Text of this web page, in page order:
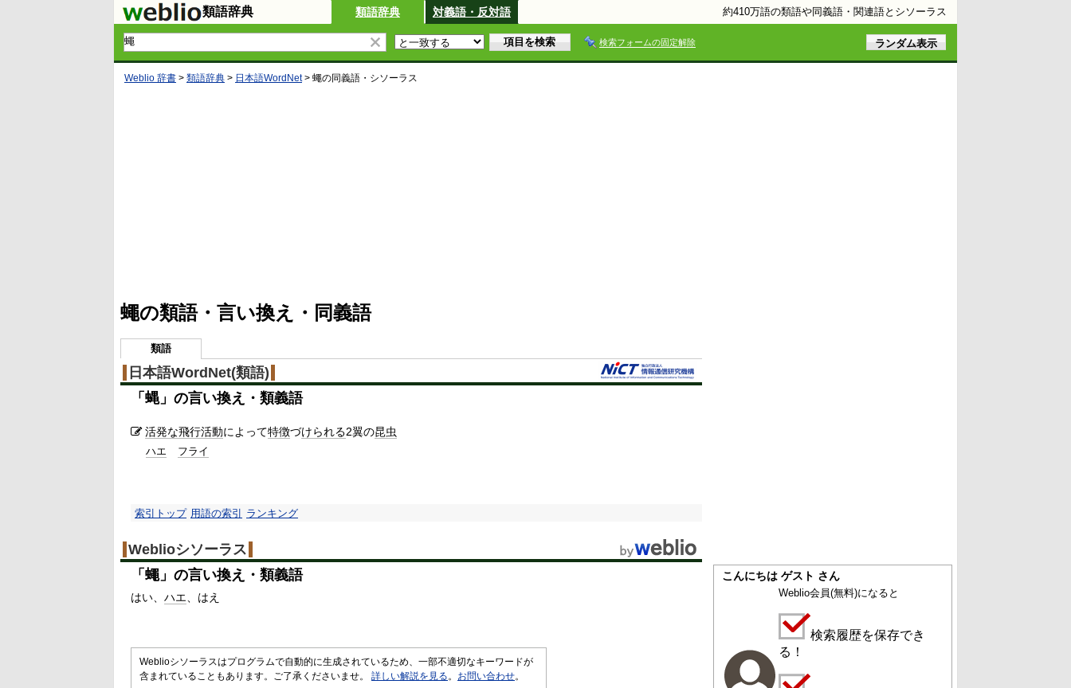
類語辞典 類語辞典 対義語・反対語 約410万語の類語や同義語・関連語とシソーラス
検索フォームの固定解除
Weblio 辞書 > 類語辞典 > 日本語WordNet> 蠅の同義語・シソーラス
4
1
%
蠅の類語・言い換え・同義語
類語
日本語WordNet(類語)
「 蝿」の言い換え・類義語
活発な飛行活動によって特徴づけられる2翼の昆虫
ハエ フライ
索引トップ 用語の索引 ランキング
Weblioシソーラス
「 蠅」の言い換え・類義語
はい ハエ はえ
Weblioシソーラスはプログラムで自動的に生成されているため、一部不適切なキーワードが
含まれていることもあります。ご了承くださいませ。 詳しい解説を見る 。 お問い合わせ。
こんにちは ゲスト さん
Weblio会員(無料)になると
検索履歴を保存でき
る！